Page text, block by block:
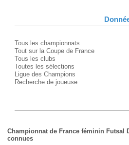
Tous les championnats
Tout sur la Coupe de France
Tous les clubs
Toutes les sélections
Ligue des Champions
Recherche de joueuse
Championnat de France féminin Futsal
connues